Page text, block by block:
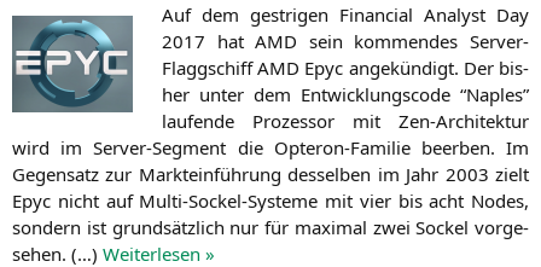
Auf dem gest­ri­gen Finan­cial Ana­lyst Day
2017 hatAMD sein kom­men­des Ser­ver-
Flagg­schiffAMD Epyc ange­kün­digt. Der bis­
her unter dem Ent­wick­lungs­code “Nap­les”
lau­fen­de Pro­zes­sor mit Zen-Archi­tek­tur
wird im Ser­ver-Seg­ment die Opte­ron-Fami­lie beer­ben. Im
Gegen­satz zur Markt­ein­füh­rung des­sel­ben im Jahr 2003 zielt
Epyc nicht auf Mul­ti-Sockel-Sys­te­me mit vier bis acht Nodes,
son­dern ist grund­sätz­lich nur für maxi­mal zwei Sockel vor­ge­
se­hen. (…) Wei­ter­le­sen »